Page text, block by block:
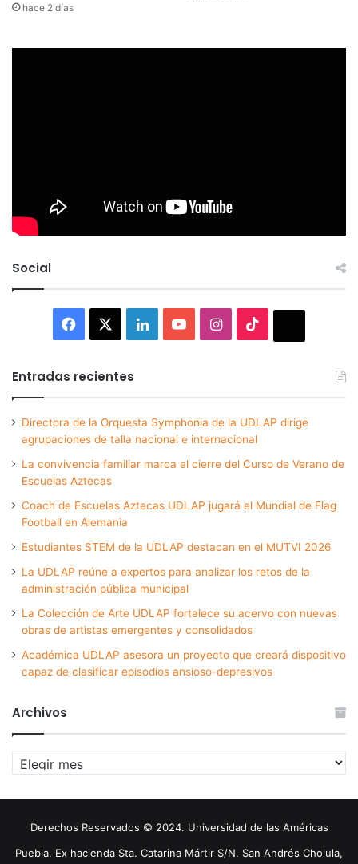
hace 2 días
Social
Facebook LinkedInYouTubeInstagram
Entradas recientes
Directora de la Orquesta Symphonia de la UDLAP dirige
agrupaciones de talla nacional e internacional
La convivencia familiar marca el cierre del Curso de Verano de
Escuelas Aztecas
Coach de Escuelas Aztecas UDLAP jugará el Mundial de Flag
Football en Alemania
Estudiantes STEM de la UDLAP destacan en el MUTVI 2026
La UDLAP reúne a expertos para analizar los retos de la
administración pública municipal
La Colección de Arte UDLAP fortalece su acervo con nuevas
obras de artistas emergentes y consolidados
Académica UDLAP asesora un proyecto que creará dispositivo
capaz de clasificar episodios ansioso-depresivos
Archivos
Archivos
Derechos Reservados © 2024. Universidad de las Américas
Puebla. Ex hacienda Sta. Catarina Mártir S/N. San Andrés Cholula,